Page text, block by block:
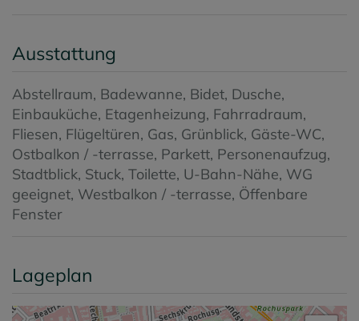
Ausstattung
Abstellraum Badewanne Bidet Dusche
Einbauküche Etagenheizung Fahrradraum
Fliesen Flügeltüren Gas Grünblick Gäste-WC
Ostbalkon / -terrasse Parkett Personenaufzug
Stadtblick Stuck Toilette U-Bahn-Nähe WG
geeignet Westbalkon / -terrasse Öffenbare
Fenster
Lageplan